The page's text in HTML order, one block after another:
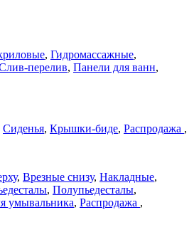
, Гидромассажные,
перелив, Панели для ванн,
Сиденья, Крышки-биде, Распродажа ,
, Врезные снизу, Накладные,
, Полупьедесталы,
умывальника, Распродажа ,